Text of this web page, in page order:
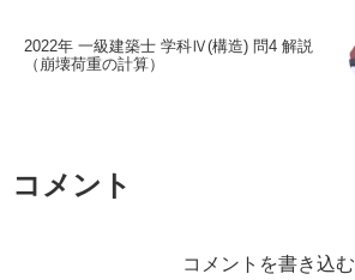
2022年 一級建築士 学科Ⅳ(構造) 問4 解説
（崩壊荷重の計算）
コメント
コメントを書き込む